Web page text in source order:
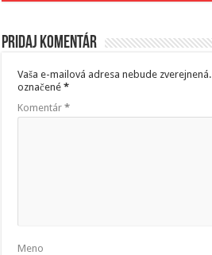
Pridaj komentár
Vaša e-mailová adresa nebude zverejnená.
označené*
Komentár*
Meno